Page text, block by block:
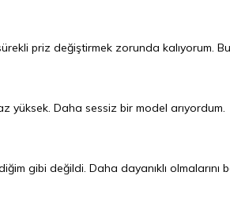
priz değiştirmek zorunda kalıyorum. Bu
yüksek. Daha sessiz bir model arıyordum.
gibi değildi. Daha dayanıklı olmalarını